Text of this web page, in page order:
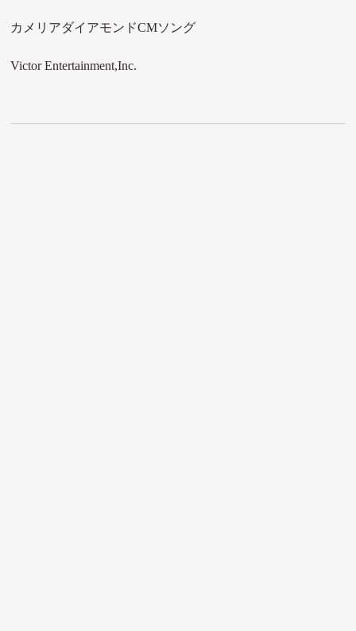
カメリアダイアモンドCMソング
Victor Entertainment,Inc.